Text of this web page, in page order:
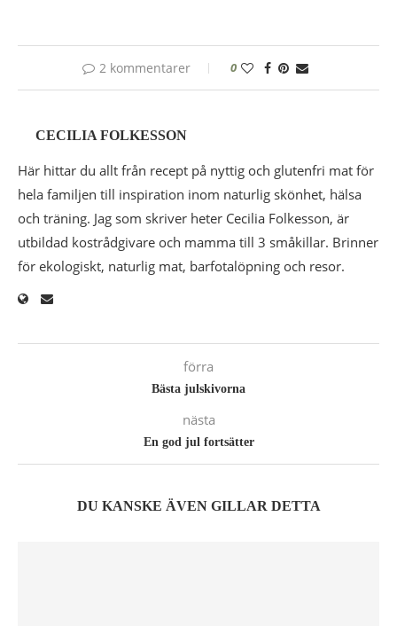
2 kommentarer 0
CECILIA FOLKESSON
Här hittar du allt från recept på nyttig och glutenfri mat för
hela familjen till inspiration inom naturlig skönhet, hälsa
och träning. Jag som skriver heter Cecilia Folkesson, är
utbildad kostrådgivare och mamma till 3 småkillar. Brinner
för ekologiskt, naturlig mat, barfotalöpning och resor.
förra
Bästa julskivorna
nästa
En god jul fortsätter
DU KANSKE ÄVEN GILLAR DETTA